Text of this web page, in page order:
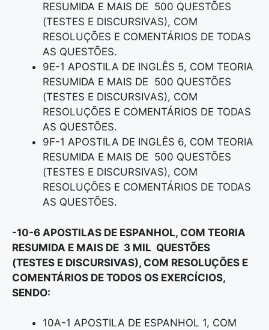
RESUMIDA E MAIS DE 500 QUESTÕES
(TESTES E DISCURSIVAS), COM
RESOLUÇÕES E COMENTÁRIOS DE TODAS
AS QUESTÕES.
9E-1 APOSTILA DE INGLÊS 5, COM TEORIA
RESUMIDA E MAIS DE 500 QUESTÕES
(TESTES E DISCURSIVAS), COM
RESOLUÇÕES E COMENTÁRIOS DE TODAS
AS QUESTÕES.
9F-1 APOSTILA DE INGLÊS 6, COM TEORIA
RESUMIDA E MAIS DE 500 QUESTÕES
(TESTES E DISCURSIVAS), COM
RESOLUÇÕES E COMENTÁRIOS DE TODAS
AS QUESTÕES.
-10-6 APOSTILAS DE ESPANHOL, COM TEORIA
RESUMIDA E MAIS DE 3 MIL QUESTÕES
(TESTES E DISCURSIVAS), COM RESOLUÇÕES E
COMENTÁRIOS DE TODOS OS EXERCÍCIOS,
SENDO:
10A-1 APOSTILA DE ESPANHOL 1, COM